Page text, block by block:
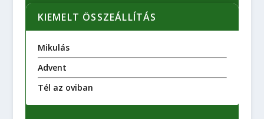
KIEMELT ÖSSZEÁLLÍTÁS
Mikulás
Advent
Tél az oviban